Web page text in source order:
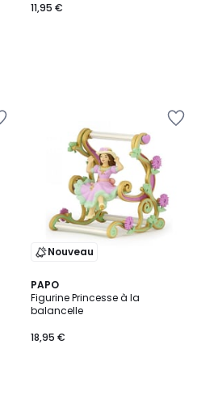
11,95 €
Nouveau
PAPO
Figurine Princesse à la
balancelle
18,95 €